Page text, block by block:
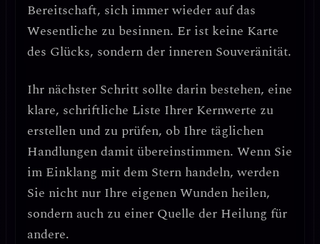
Bereitschaft, sich immer wieder auf das
Wesentliche zu besinnen. Er ist keine Karte
des Glücks, sondern der inneren Souveränität.
Ihr nächster Schritt sollte darin bestehen, eine
klare, schriftliche Liste Ihrer Kernwerte zu
erstellen und zu prüfen, ob Ihre täglichen
Handlungen damit übereinstimmen. Wenn Sie
im Einklang mit dem Stern handeln, werden
Sie nicht nur Ihre eigenen Wunden heilen,
sondern auch zu einer Quelle der Heilung für
andere.